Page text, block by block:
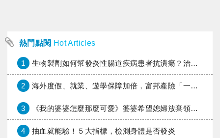
熱門點閱 Hot Articles
1 生物製劑如何幫發炎性腸道疾病患者抗潰瘍？治療進展與健保給付困境一次看
2 海外度假、就業、遊學保障加倍，富邦產險「一期逐夢」專案加碼遠距醫療與緊急救援
3 《我的婆婆怎麼那麼可愛》婆婆希望媳婦放棄領取已故兒子身故理賠金，可以這樣做嗎？
4 抽血就能驗！５大指標，檢測身體是否發炎